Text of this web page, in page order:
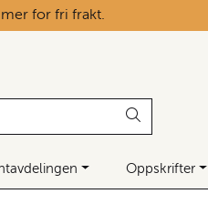
for fri frakt.
Oppskrifter